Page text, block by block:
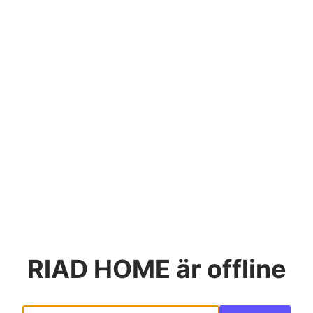
RIAD HOME är offline